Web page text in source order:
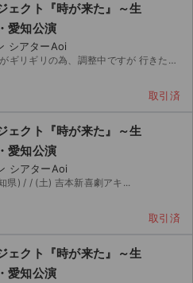
ェクト『時が来た』～生
愛知公演
シアターAoi
[詳細] 席 〜 列 〜 番 仕事で到着がギリギリの為、調整中ですが 行きたい方がいたらお譲り...
取引済
ェクト『時が来た』～生
愛知公演
シアターAoi
県) / / (土) 吉本新喜劇アキ...
取引済
ェクト『時が来た』～生
愛知公演